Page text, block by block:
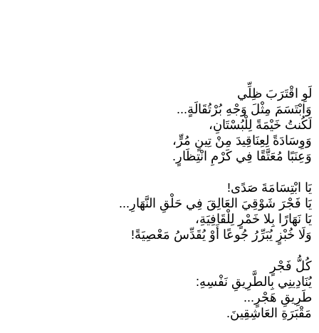
لَوِ اقْتَرَبَ ظِلِّي
وَابْتَسَمَ مِثْلَ وَجْهِ بُرْتُقَالَةٍ...
لَكُنتُ خَيْمَةً لِلْبُسْتَانِ،
وَوِسَادَةً لِعِنَاقِيدَ مِنْ تِينٍ مُرٍّ،
وَعِنَبًا مُعَتَّقًا فِي كَرْمِ انْتِظَارٍ.
يَا ابْتِسَامَةَ صَدًى!
يَا فَجْرَ شَوْقِيَ العَالِقَ فِي حَلْقِ النَّهَارِ...
يَا نَهَارًا بِلا خَمْرٍ لِلْقَافِيَةِ،
وَلَا خُبْزٍ يُبَرِّرُ جُوعًا أَوْ يُقَدِّسُ مَعْصِيَةً!
كُلُّ فَجْرٍ
يُنَادِينِي بِالطَّرِيقِ نَفْسِهِ:
طَرِيقِ هَجْرٍ...
مَقْبَرَةِ العَاشِقِينَ.